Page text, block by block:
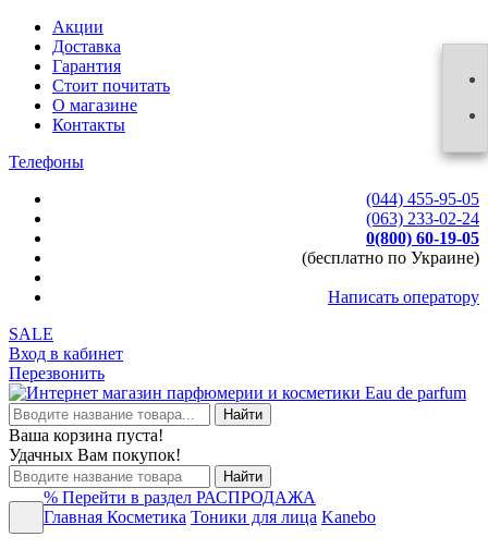
Акции
Доставка
Гарантия
Стоит почитать
О магазине
Контакты
Телефоны
(044) 455-95-05
(063) 233-02-24
0(800) 60-19-05
(бесплатно по Украине)
Написать оператору
SALE
Вход в кабинет
Перезвонить
Найти
Ваша корзина пуста!
Удачных Вам покупок!
Найти
% Перейти в раздел РАСПРОДАЖА
Главная Косметика Тоники для лица Kanebo